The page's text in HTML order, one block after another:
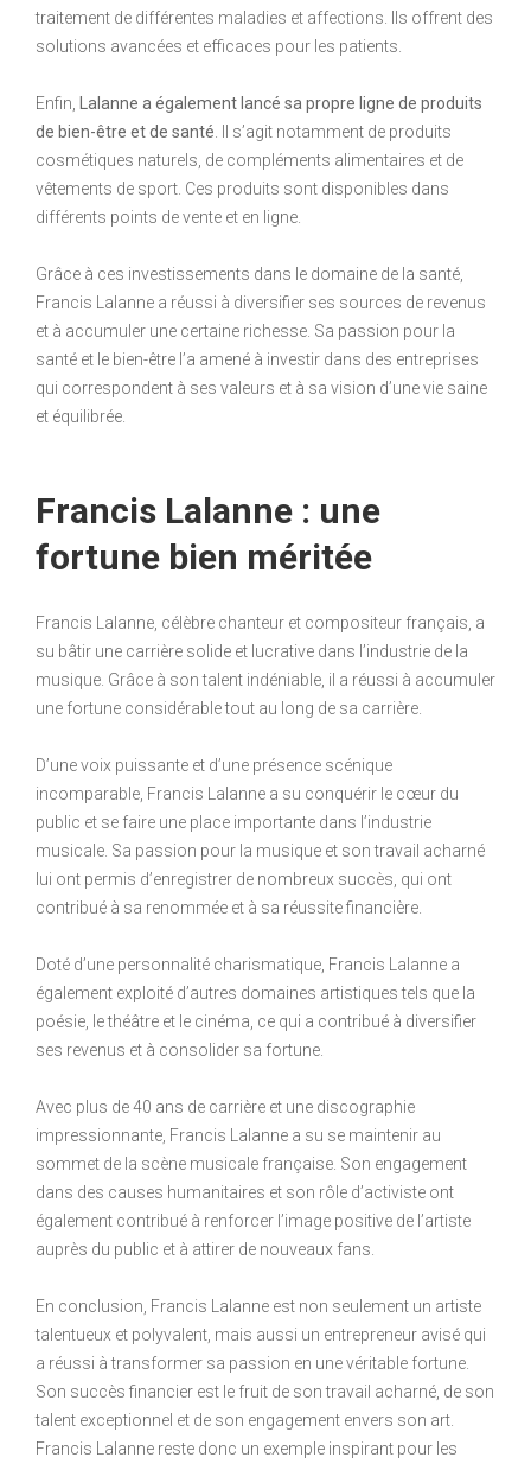
traitement de différentes maladies et affections. Ils offrent des
solutions avancées et efficaces pour les patients.
Enfin,
Lalanne a également lancé sa propre ligne de produits
de bien-être et de santé . Il s’agit notamment de produits
cosmétiques naturels, de compléments alimentaires et de
vêtements de sport. Ces produits sont disponibles dans
différents points de vente et en ligne.
Grâce à ces investissements dans le domaine de la santé,
Francis Lalanne a réussi à diversifier ses sources de revenus
et à accumuler une certaine richesse. Sa passion pour la
santé et le bien-être l’a amené à investir dans des entreprises
qui correspondent à ses valeurs et à sa vision d’une vie saine
et équilibrée.
Francis Lalanne : une
fortune bien méritée
Francis Lalanne, célèbre chanteur et compositeur français, a
su bâtir une carrière solide et lucrative dans l’industrie de la
musique. Grâce à son talent indéniable, il a réussi à accumuler
une fortune considérable tout au long de sa carrière.
D’une voix puissante et d’une présence scénique
incomparable, Francis Lalanne a su conquérir le cœur du
public et se faire une place importante dans l’industrie
musicale. Sa passion pour la musique et son travail acharné
lui ont permis d’enregistrer de nombreux succès, qui ont
contribué à sa renommée et à sa réussite financière.
Doté d’une personnalité charismatique, Francis Lalanne a
également exploité d’autres domaines artistiques tels que la
poésie, le théâtre et le cinéma, ce qui a contribué à diversifier
ses revenus et à consolider sa fortune.
Avec plus de 40 ans de carrière et une discographie
impressionnante, Francis Lalanne a su se maintenir au
sommet de la scène musicale française. Son engagement
dans des causes humanitaires et son rôle d’activiste ont
également contribué à renforcer l’image positive de l’artiste
auprès du public et à attirer de nouveaux fans.
En conclusion, Francis Lalanne est non seulement un artiste
talentueux et polyvalent, mais aussi un entrepreneur avisé qui
a réussi à transformer sa passion en une véritable fortune.
Son succès financier est le fruit de son travail acharné, de son
talent exceptionnel et de son engagement envers son art.
Francis Lalanne reste donc un exemple inspirant pour les